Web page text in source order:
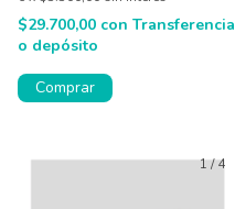
$29.700,00 con Transferencia
o depósito
1/4